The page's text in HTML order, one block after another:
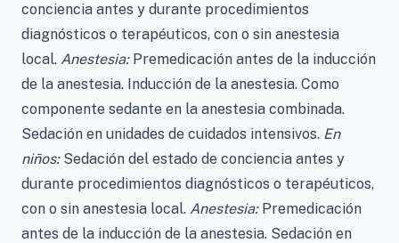
conciencia antes y durante procedimientos
diagnósticos o terapéuticos, con o sin anestesia
local. Anestesia:Premedicación antes de la inducción
de la anestesia. Inducción de la anestesia. Como
componente sedante en la anestesia combinada.
Sedación en unidades de cuidados intensivos. En
niños:Sedación del estado de conciencia antes y
durante procedimientos diagnósticos o terapéuticos,
con o sin anestesia local. Anestesia:Premedicación
antes de la inducción de la anestesia. Sedación en